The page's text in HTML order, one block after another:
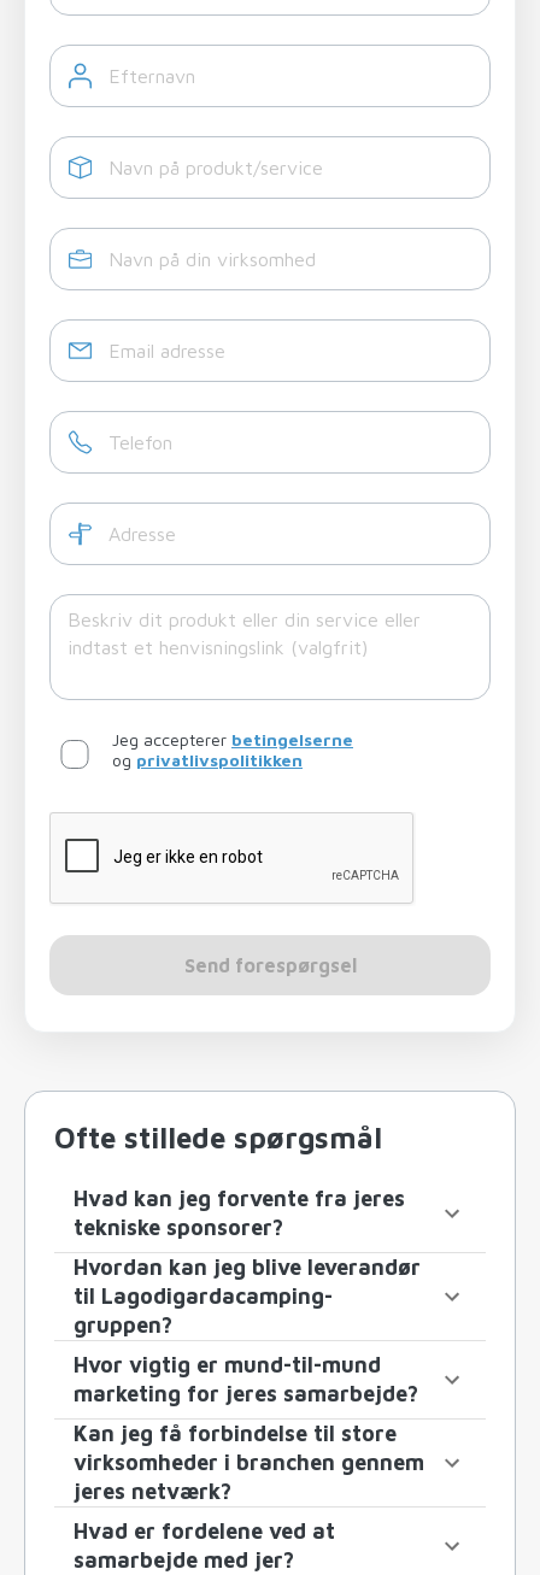
Jeg accepterer betingelserne
og privatlivspolitikken
Send forespørgsel
Ofte stillede spørgsmål
Hvad kan jeg forvente fra jeres
tekniske sponsorer?
Hvordan kan jeg blive leverandør
til Lagodigardacamping-
gruppen?
Hvor vigtig er mund-til-mund
marketing for jeres samarbejde?
Kan jeg få forbindelse til store
virksomheder i branchen gennem
jeres netværk?
Hvad er fordelene ved at
samarbejde med jer?